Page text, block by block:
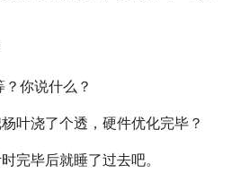
你说什么？
叶浇了个透，硬件优化完毕？
完毕后就睡了过去吧。